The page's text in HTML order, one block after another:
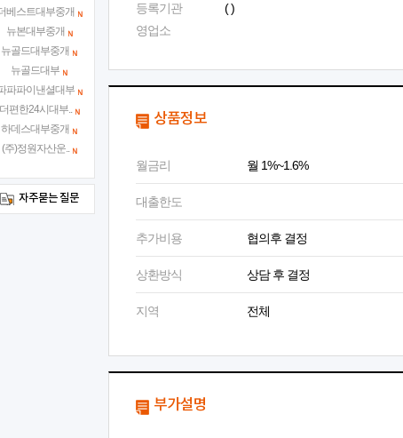
등록기관
( )
영업소
상품정보
월금리 월 1%~1.6%
대출한도
추가비용 협의후 결정
상환방식 상담 후 결정
지역 전체
부가설명
베스트대부중개
뉴본대부중개
뉴골드대부중개
뉴골드대부
파파이낸셜대부
편한24시대부..
하데스대부중개
(주)정원자산운..
자주묻는 질문